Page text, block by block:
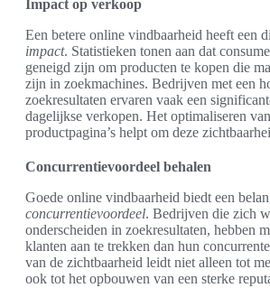
Impact op verkoop
Een betere online vindbaarheid heeft een
impact. Statistieken tonen aan dat
geneigd zijn om producten te kopen die
zijn in zoekmachines. Bedrijven met een
zoekresultaten ervaren vaak een
dagelijkse verkopen. Het optimaliseren
productpagina’s helpt om deze
Concurrentievoordeel behalen
Goede online vindbaarheid biedt een
concurrentievoordeel. Bedrijven die zich
onderscheiden in zoekresultaten, hebben
klanten aan te trekken dan hun
van de zichtbaarheid leidt niet alleen tot
ook tot het opbouwen van een sterke